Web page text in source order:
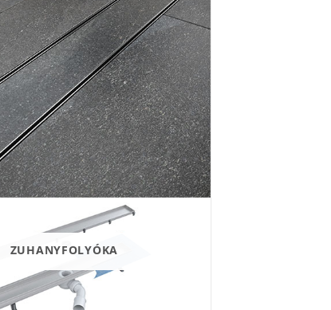
ZUHANYFOLYÓKA